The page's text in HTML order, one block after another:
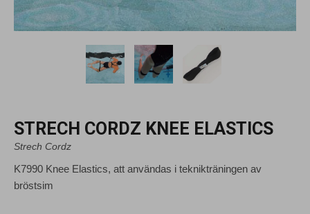
STRECH CORDZ KNEE ELASTICS
Strech Cordz
K7990 Knee Elastics, att användas i teknikträningen av
bröstsim